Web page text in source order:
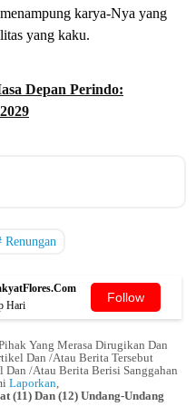
karya-Nya yang
yang kaku.
Depan Perindo:
Renungan
Hari
Follow
Yang Merasa Dirugikan Dan
Dan /Atau Berita Tersebut
/Atau Berita Berisi Sanggahan
Laporkan,
(11) Dan (12) Undang-Undang